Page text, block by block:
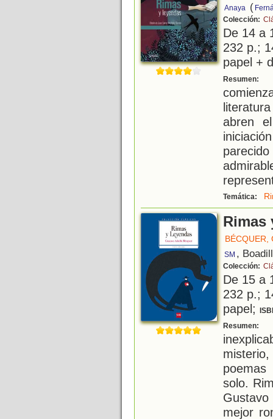
Anaya (
Colección:
De 14 a
232 p.;
papel +
Resumen:
abren
Temática:
Rimas
BÉCQUER,
SM ,
Colección:
De 15 a
232 p.;
papel;
Resumen:
solo.
mejor